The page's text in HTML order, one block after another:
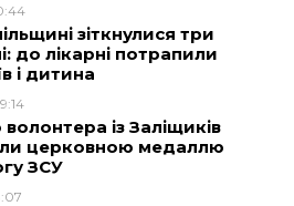
g
r
a
m
p
зіткнулися три
до лікарні потрапили
і дитина
волонтера із Заліщиків
церковною медаллю
ЗСУ